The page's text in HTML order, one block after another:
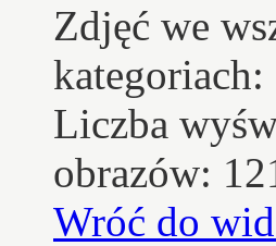
Zdjęć we
kategoriach:
Liczba
obrazów:
Wróć do